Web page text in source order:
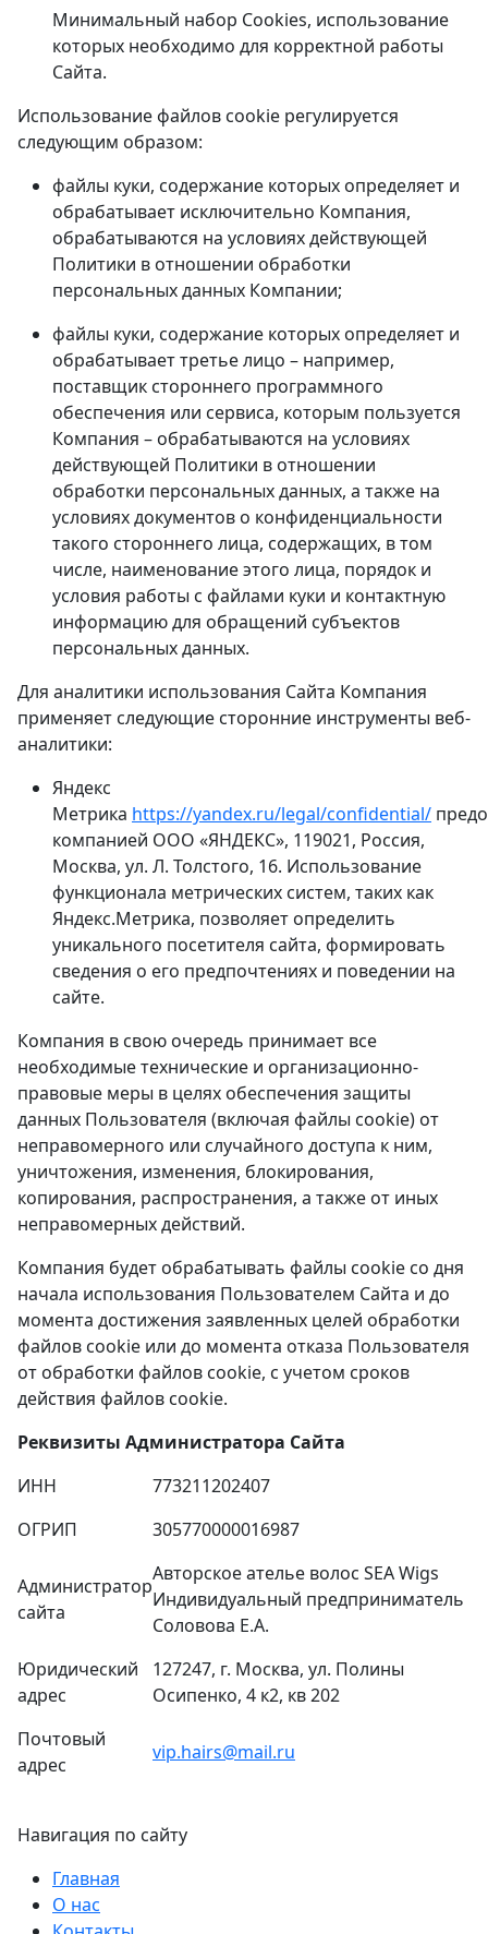
Минимальный набор Cookies, использование
которых необходимо для корректной работы
Сайта.
Использование файлов cookie регулируется
следующим образом:
файлы куки, содержание которых определяет и
обрабатывает исключительно Компания,
обрабатываются на условиях действующей
Политики в отношении обработки
персональных данных Компании;
файлы куки, содержание которых определяет и
обрабатывает третье лицо – например,
поставщик стороннего программного
обеспечения или сервиса, которым пользуется
Компания – обрабатываются на условиях
действующей Политики в отношении
обработки персональных данных, а также на
условиях документов о конфиденциальности
такого стороннего лица, содержащих, в том
числе, наименование этого лица, порядок и
условия работы с файлами куки и контактную
информацию для обращений субъектов
персональных данных.
Для аналитики использования Сайта Компания
применяет следующие сторонние инструменты веб-
аналитики:
Яндекс
Метрика https://yandex.ru/legal/confidential/
компанией ООО «ЯНДЕКС», 119021, Россия,
Москва, ул. Л. Толстого, 16. Использование
функционала метрических систем, таких как
Яндекс.Метрика, позволяет определить
уникального посетителя сайта, формировать
сведения о его предпочтениях и поведении на
сайте.
Компания в свою очередь принимает все
необходимые технические и организационно-
правовые меры в целях обеспечения защиты
данных Пользователя (включая файлы cookie) от
неправомерного или случайного доступа к ним,
уничтожения, изменения, блокирования,
копирования, распространения, а также от иных
неправомерных действий.
Компания будет обрабатывать файлы cookie со дня
начала использования Пользователем Сайта и до
момента достижения заявленных целей обработки
файлов cookie или до момента отказа Пользователя
от обработки файлов cookie, с учетом сроков
действия файлов cookie.
Реквизиты Администратора Сайта
ИНН
773211202407
ОГРИП
305770000016987
Администратор
сайта
Авторское ателье волос SEA Wigs
Индивидуальный предприниматель
Соловова Е.А.
Юридический
адрес
127247, г. Москва, ул. Полины
Осипенко, 4 к2, кв 202
Почтовый
адрес
vip.hairs@mail.ru
Навигация по сайту
Главная
О нас